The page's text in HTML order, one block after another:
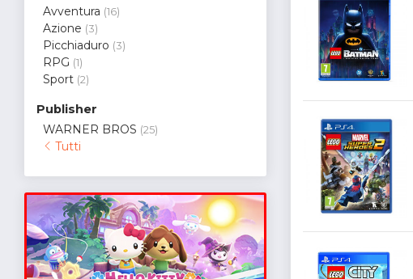
Avventura (16)
Azione (3)
Picchiaduro (3)
RPG (1)
Sport (2)
Publisher
WARNER BROS (25)
Tutti